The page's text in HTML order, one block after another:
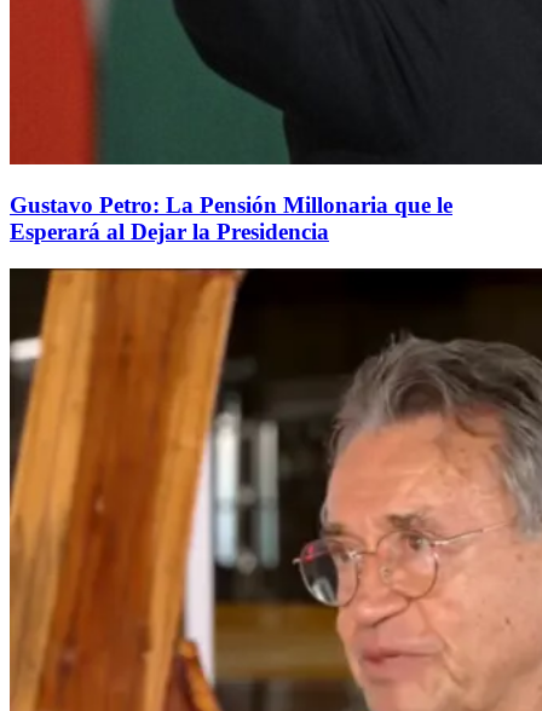
Gustavo Petro: La Pensión Millonaria que le
Esperará al Dejar la Presidencia